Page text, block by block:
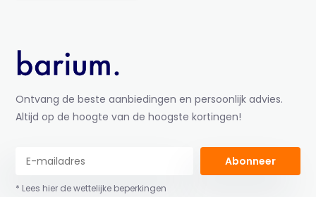
Ontvang de beste aanbiedingen en persoonlijk advies.
Altijd op de hoogte van de hoogste kortingen!
Abonneer
* Lees hier de wettelijke beperkingen